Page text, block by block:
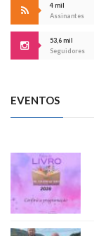
4 mil
Assinantes
53,6 mil
Seguidores
EVENTOS